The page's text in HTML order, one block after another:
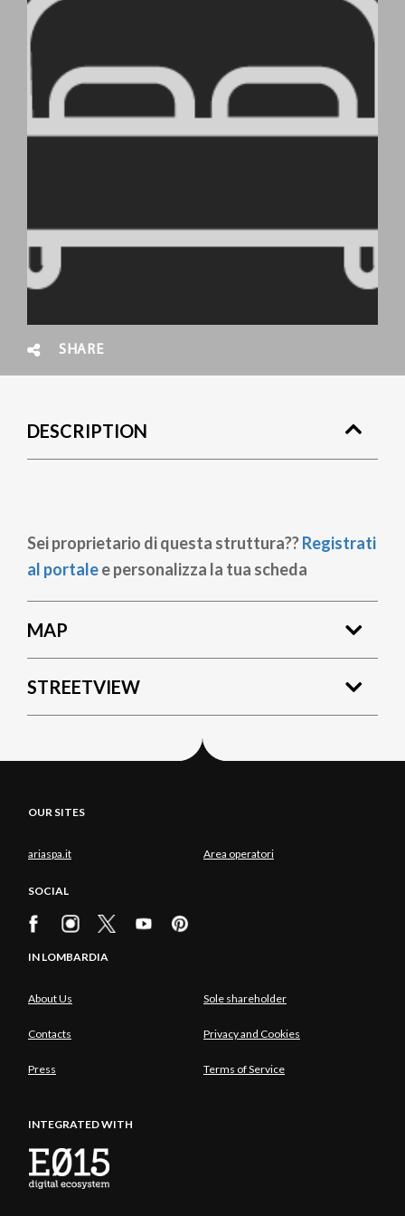
SHARE
DESCRIPTION
Sei proprietario di questa struttura??Registrati
al portalee personalizza la tua scheda
MAP
STREETVIEW
OUR SITES
ariaspa.it Area operatori
SOCIAL
IN LOMBARDIA
About Us Sole shareholder
Contacts Privacy and Cookies
Press Terms of Service
INTEGRATED WITH